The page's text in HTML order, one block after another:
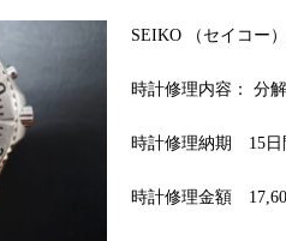
SEIKO （セイコー
時計修理内容： 分
時計修理納期 15日
時計修理金額